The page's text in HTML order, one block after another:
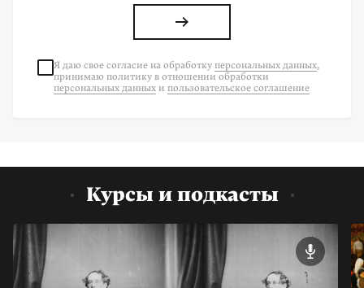
Я даю свое согласие на обработку персональных данных,
принимаю политику в отношении обработки
персональных данных и пользовательское соглашение
Курсы и подкасты